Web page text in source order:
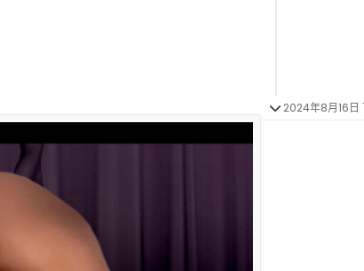
2024年8月16日